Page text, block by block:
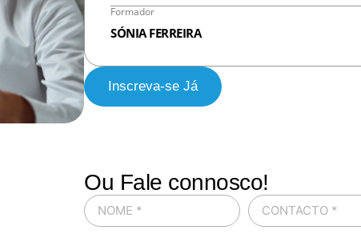
Formador
SÓNIA FERREIRA
Inscreva-se Já
Ou Fale connosco!